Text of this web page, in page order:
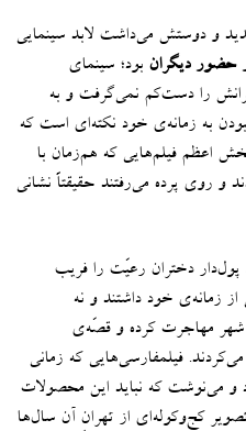
و دوستش می‌داشت لابد سینمایی
حضور دیگران بود؛ سینمای
را دست‌کم نمی‌گرفت و به
به زمانه‌ی خود نکته‌‌ای است که
اعظم فیلم‌هایی که هم‌زمان با
روی پرده می‌رفتند حقیقتاً نشانی
پول‌دار دختران رعیّت را فریب
از زمانه‌ی خود داشتند و نه
شهر مهاجرت کرده و قصّه‌ی
.فیلمفارسی‌هایی که زمانی
و می‌نوشت که نباید این محصولات
کج‌وکوله‌ای از تهرانِ آن سال‌ها